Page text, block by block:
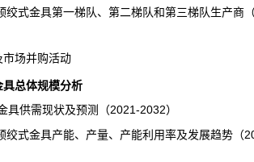
具第一梯队、第二梯队和第三梯队生产商
场并购活动
总体规模分析
供需现状及预测（2021-2032）
具产能、产量、产能利用率及发展趋势（